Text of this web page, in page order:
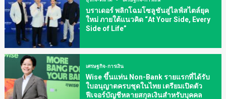
บราเดอร์ พลิกโฉมโซลูชันสู่ไลฟ์สไตล์ยุค
ใหม่ ภายใต้แนวคิด “At Your Side, Every
Side of Life”
เศรษฐกิจ-การเงิน
Wise ขึ้นแท่น Non-Bank รายแรกที่ได้รับ
ใบอนุญาตครบชุดในไทย เตรียมเปิดตัว
ฟีเจอร์บัญชีหลายสกุลเงินสำหรับบุคคล